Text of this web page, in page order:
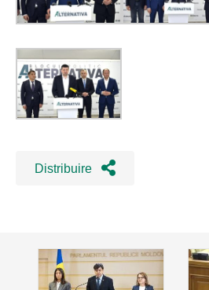
Distribuire